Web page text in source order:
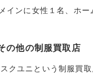
インに女性１名、ホー
の他の制服買取店
クユニという制服買